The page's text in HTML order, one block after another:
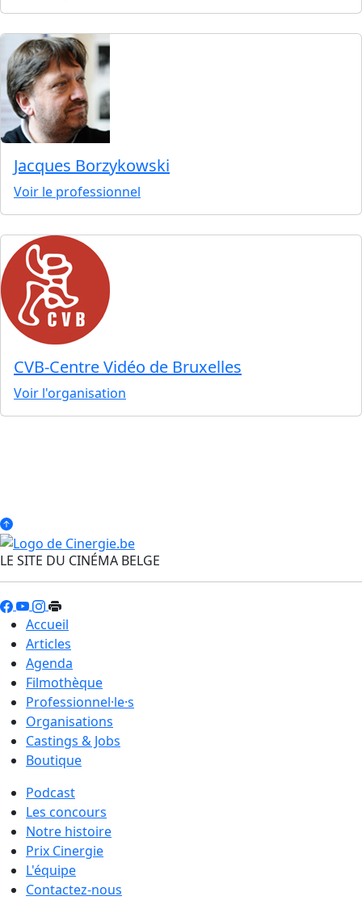
Jacques Borzykowski
Voir le professionnel
CVB-Centre Vidéo de Bruxelles
Voir l'organisation
LE SITE DU CINÉMA BELGE
Accueil
Articles
Agenda
Filmothèque
Professionnel·le·s
Organisations
Castings & Jobs
Boutique
Podcast
Les concours
Notre histoire
Prix Cinergie
L'équipe
Contactez-nous